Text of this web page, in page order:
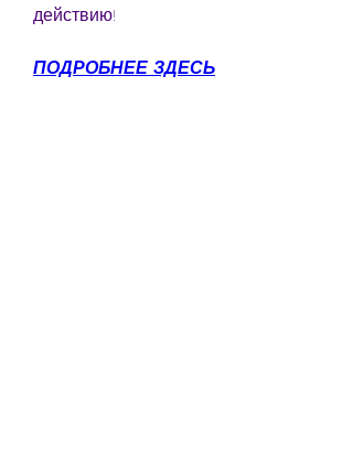
действию!
ПОДРОБНЕЕ ЗДЕСЬ